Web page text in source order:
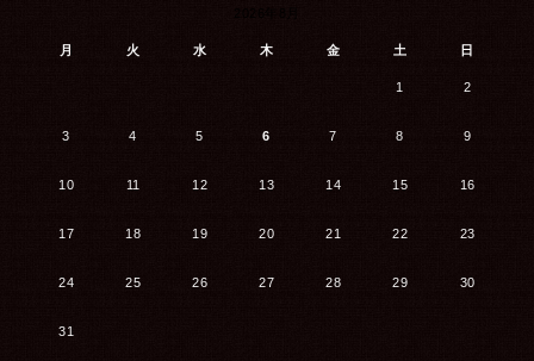
月 火 水 木 金 土 日
1 2
3 4 5 6 7 8 9
10 11 12 13 14 15 16
17 18 19 20 21 22 23
24 25 26 27 28 29 30
31